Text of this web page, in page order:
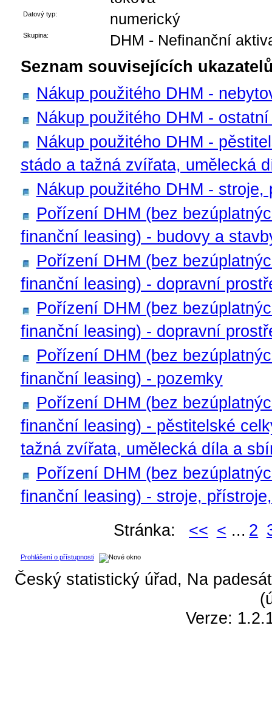
Datový typ: numerický
Skupina: DHM - Nefinanční
Seznam souvisejících
Nákup použitého DHM -
Nákup použitého DHM -
Nákup použitého DHM -
stádo a tažná zvířata, umělecká
Nákup použitého DHM -
Pořízení DHM (bez
finanční leasing) - budovy a
Pořízení DHM (bez
finanční leasing) - dopravní
Pořízení DHM (bez
finanční leasing) - dopravní
Pořízení DHM (bez
finanční leasing) - pozemky
Pořízení DHM (bez
finanční leasing) - pěstitelské
tažná zvířata, umělecká díla a
Pořízení DHM (bez
finanční leasing) - stroje,
Stránka:
<< < ... 2
Prohlášení o přístupnosti
Český statistický úřad, Na
Verze: